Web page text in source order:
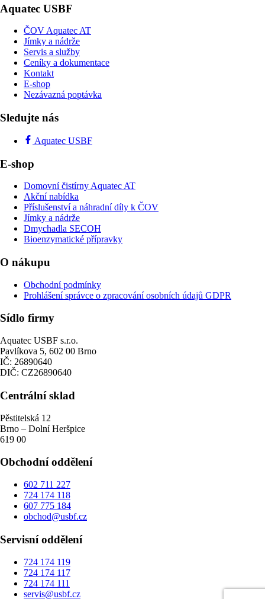
Aquatec USBF
ČOV Aquatec AT
Jímky a nádrže
Servis a služby
Ceníky a dokumentace
Kontakt
E-shop
Nezávazná poptávka
Sledujte nás
Aquatec USBF
E-shop
Domovní čistírny Aquatec AT
Akční nabídka
Příslušenství a náhradní díly k ČOV
Jímky a nádrže
Dmychadla SECOH
Bioenzymatické přípravky
O nákupu
Obchodní podmínky
Prohlášení správce o zpracování osobních údajů GDPR
Sídlo firmy
Aquatec USBF s.r.o.
Pavlíkova 5, 602 00 Brno
IČ: 26890640
DIČ: CZ26890640
Centrální sklad
Pěstitelská 12
Brno – Dolní Heršpice
619 00
Obchodní oddělení
602 711 227
724 174 118
607 775 184
obchod@usbf.cz
Servisní oddělení
724 174 119
724 174 117
724 174 111
servis@usbf.cz